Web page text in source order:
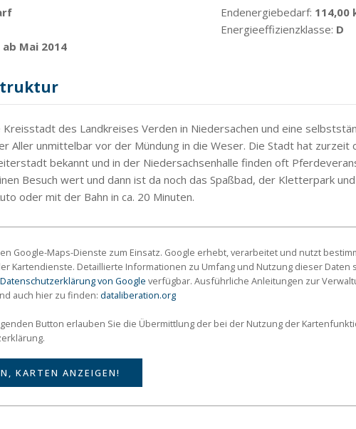
Endenergiebedarf: 114,00
Energieeffizienzklasse: D
ab Mai 2014
des Landkreises Verden in Niedersachen und eine
Aller unmittelbar vor der Mündung in die Weser. Die Stadt hat zurzeit
bekannt und in der Niedersachsenhalle finden oft
Besuch wert und dann ist da noch das Spaßbad, der Kletterpark
oder mit der Bahn in ca. 20 Minuten.
Google-Maps-Dienste zum Einsatz. Google erhebt, verarbeitet und nutzt
Kartendienste. Detaillierte Informationen zu Umfang und Nutzung dieser
Datenschutzerklärung von Google verfügbar. Ausführliche Anleitungen zur
auch hier zu finden: dataliberation.org
Button erlauben Sie die Übermittlung der bei der Nutzung der
KARTEN ANZEIGEN!